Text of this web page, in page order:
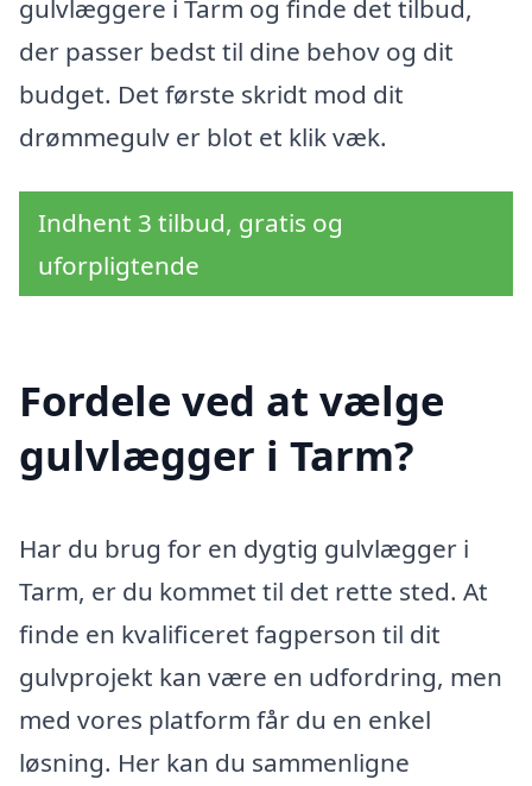
gulvlæggere i Tarm og finde det tilbud,
der passer bedst til dine behov og dit
budget. Det første skridt mod dit
drømmegulv er blot et klik væk.
Indhent 3 tilbud, gratis og
uforpligtende
Fordele ved at vælge
gulvlægger i Tarm?
Har du brug for en dygtig gulvlægger i
Tarm, er du kommet til det rette sted. At
finde en kvalificeret fagperson til dit
gulvprojekt kan være en udfordring, men
med vores platform får du en enkel
løsning. Her kan du sammenligne